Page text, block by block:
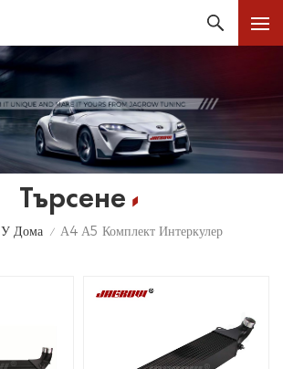
Търсене
У Дома / А4 А5 Комплект Интеркулер